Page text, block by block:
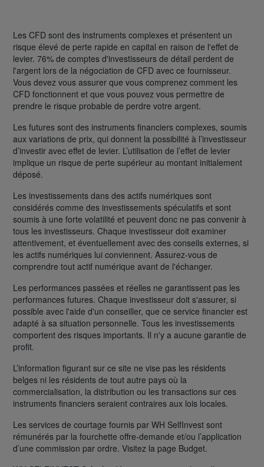
Les CFD sont des instruments complexes et présentent un
risque élevé de perte rapide en capital en raison de l'effet de
levier. 76% de comptes d'investisseurs de détail perdent de
l'argent lors de la négociation de CFD avec ce fournisseur.
Vous devez vous assurer que vous comprenez comment les
CFD fonctionnent et que vous pouvez vous permettre de
prendre le risque probable de perdre votre argent.
Les futures sont des instruments financiers complexes, soumis
aux variations de prix, qui donnent la possibilité à l’investisseur
d’investir avec effet de levier. L’utilisation de l’effet de levier
implique un risque de perte supérieur au montant initialement
déposé.
Les investissements dans des actifs numériques sont
considérés comme des investissements spéculatifs et sont
soumis à une forte volatilité et peuvent donc ne pas convenir à
tous les investisseurs. Chaque investisseur doit examiner
attentivement, et éventuellement avec des conseils externes, si
les actifs numériques lui conviennent. Assurez-vous de
comprendre tout actif numérique avant de l'échanger.
Les performances passées et réelles ne garantissent pas les
performances futures. Chaque investisseur doit s'assurer, si
possible avec l'aide d'un conseiller, que ce service financier est
adapté à sa situation personnelle. Tous les investissements
comportent des risques importants. Il n'y a aucune garantie de
profit.
L’information figurant sur ce site ne vise pas les résidents
belges ni les résidents de tout autre pays où la
commercialisation, la distribution ou les transactions sur ces
instruments financiers seraient contraires aux lois locales.
Les services de courtage fournis par WH SelfInvest sont
rémunérés par la fourchette offre-demande et/ou l’application
d’une commission par ordre. Visitez la page Budget.